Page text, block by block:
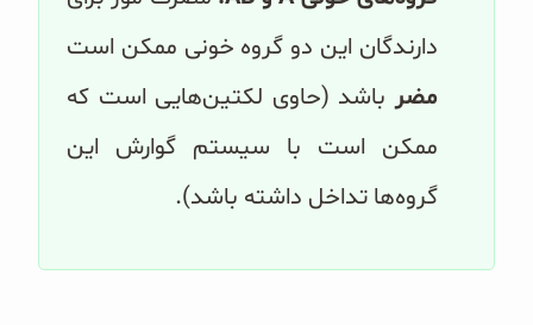
دارندگان این دو گروه خونی ممکن است
مضر باشد (حاوی لکتین‌هایی است که
ممکن است با سیستم گوارش این
گروه‌ها تداخل داشته باشد).